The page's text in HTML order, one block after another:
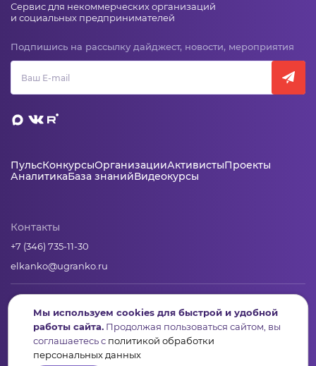
Сервис для некоммерческих организаций
и социальных предпринимателей
Подпишись на рассылку дайджест, новости, мероприятия
ПульсКонкурсыОрганизацииАктивистыПроекты
АналитикаБаза знанийВидеокурсы
Контакты
+7 (346) 735-11-30
elkanko@ugranko.ru
628011, Россия, Ханты-Мансийский автономный округ – Югра,
г. Ханты-Мансийск, ул. Светлая 36
Мы используем cookies для быстрой и удобной
работы сайта. Продолжая пользоваться сайтом, вы
соглашаетесь с политикой обработки
персональных данных